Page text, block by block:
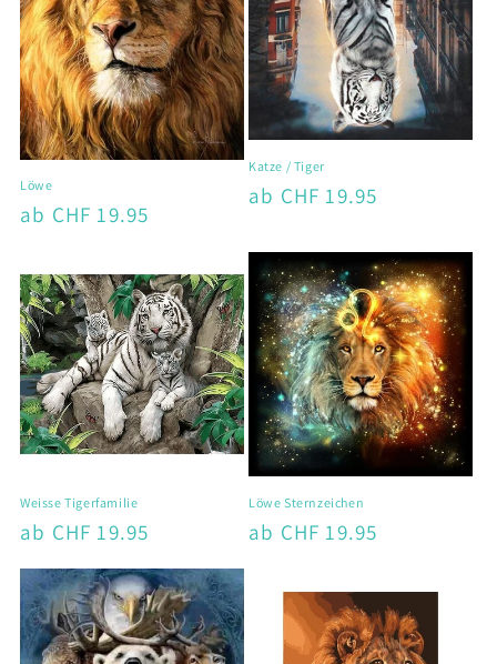
Löwe
Normaler
ab CHF 19.95
Katze / Tiger
Normaler
ab CHF 19.95
Weisse Tigerfamilie
Normaler
Preis
ab CHF 19.95
Löwe Sternzeichen
Normaler
ab CHF 19.95